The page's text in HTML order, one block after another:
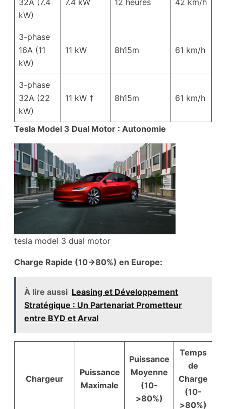
kW)
3-phase
16A (11
kW)
11 kW 8h15m 61 km/h
3-phase
32A (22
kW)
11 kW † 8h15m 61 km/h
Tesla Model 3 Dual Motor : Autonomie
tesla model 3 dual motor
Charge Rapide (10->80%) en Europe:
À lire aussi Leasing et Développement
Stratégique : Un Partenariat Prometteur
entre BYD et Arval
Chargeur
Puissance
Maximale
Puissance
Moyenne
(10-
>80%)
Temps
de
Charge
(10-
>80%)